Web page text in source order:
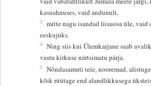
kasuahnuses, vaid andunult,
3 mitte nagu isandad liisuosa üle, vaid
eeskujuks.
4 Ning siis kui Ülemkarjane saab
vastu kirkuse närtsimatu pärja.
5 Nõndasamuti teie, nooremad,
kõik rüütage end alandlikkusega